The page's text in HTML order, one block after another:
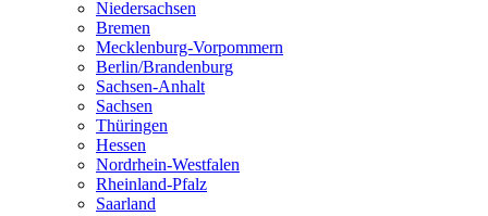
Niedersachsen
Bremen
Mecklenburg-Vorpommern
Berlin/Brandenburg
Sachsen-Anhalt
Sachsen
Thüringen
Hessen
Nordrhein-Westfalen
Rheinland-Pfalz
Saarland